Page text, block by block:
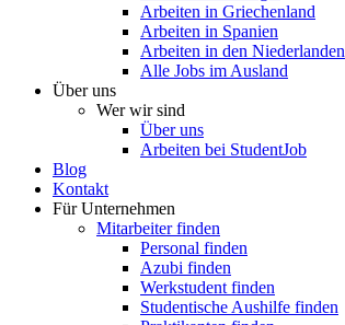
Arbeiten in Griechenland
Arbeiten in Spanien
Arbeiten in den Niederlanden
Alle Jobs im Ausland
Über uns
Wer wir sind
Über uns
Arbeiten bei StudentJob
Blog
Kontakt
Für Unternehmen
Mitarbeiter finden
Personal finden
Azubi finden
Werkstudent finden
Studentische Aushilfe finden